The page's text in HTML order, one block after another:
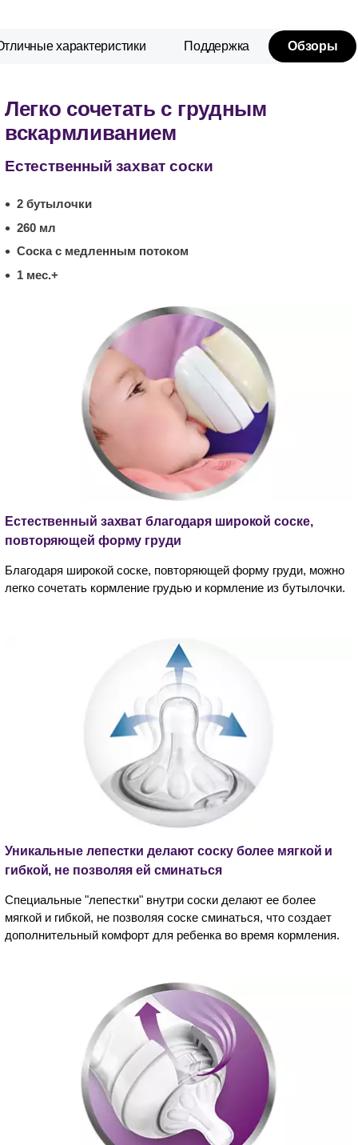
характеристики Поддержка Обзоры
Легко сочетать с грудным
вскармливанием
Естественный захват соски
2 бутылочки
260 мл
Соска с медленным потоком
1 мес.+
Естественный захват благодаря широкой соске,
повторяющей форму груди
Благодаря широкой соске, повторяющей форму груди, можно
легко сочетать кормление грудью и кормление из бутылочки.
Уникальные лепестки делают соску более мягкой и
гибкой, не позволяя ей сминаться
Специальные "лепестки" внутри соски делают ее более
мягкой и гибкой, не позволяя соске сминаться, что создает
дополнительный комфорт для ребенка во время кормления.